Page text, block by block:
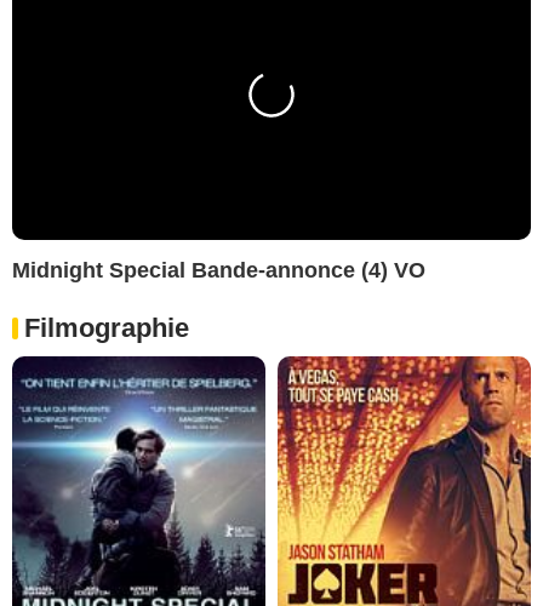
Midnight Special Bande-annonce (4) VO
Filmographie